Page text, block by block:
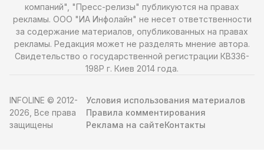
компаний", "Пресс-релизы" публикуются на правах
рекламы. ООО "ИА Инфолайн" не несет ответственности
за содержание материалов, опубликованных на правах
рекламы. Редакция может не разделять мнение автора.
Свидетельство о государственной регистрации КВ336-
198Р г. Киев 2014 года.
INFOLINE © 2012-
2026, Все права
защищены
Условия использования материалов
Правила комментирования
Реклама на сайтеКонтакты